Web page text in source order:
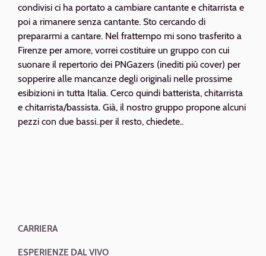
condivisi ci ha portato a cambiare cantante e chitarrista e
poi a rimanere senza cantante. Sto cercando di
prepararmi a cantare. Nel frattempo mi sono trasferito a
Firenze per amore, vorrei costituire un gruppo con cui
suonare il repertorio dei PNGazers (inediti più cover) per
sopperire alle mancanze degli originali nelle prossime
esibizioni in tutta Italia. Cerco quindi batterista, chitarrista
e chitarrista/bassista. Già, il nostro gruppo propone alcuni
pezzi con due bassi..per il resto, chiedete..
CARRIERA
ESPERIENZE DAL VIVO